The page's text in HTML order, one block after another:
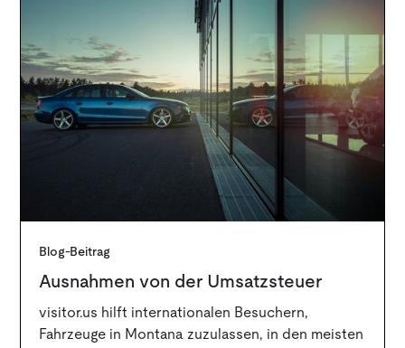
Blog-Beitrag
Ausnahmen von der Umsatzsteuer
visitor.us hilft internationalen Besuchern,
Fahrzeuge in Montana zuzulassen, in den meisten